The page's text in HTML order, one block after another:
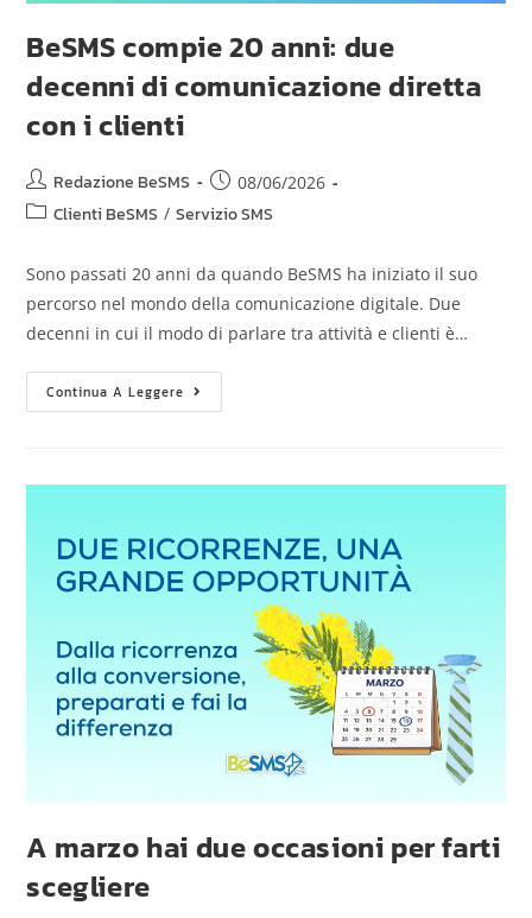
BeSMS compie 20 anni: due
decenni di comunicazione diretta
con i clienti
Redazione BeSMS 08/06/2026
Clienti BeSMS / Servizio SMS
Sono passati 20 anni da quando BeSMS ha iniziato il suo
percorso nel mondo della comunicazione digitale. Due
decenni in cui il modo di parlare tra attività e clienti è…
Continua A Leggere
A marzo hai due occasioni per farti
scegliere